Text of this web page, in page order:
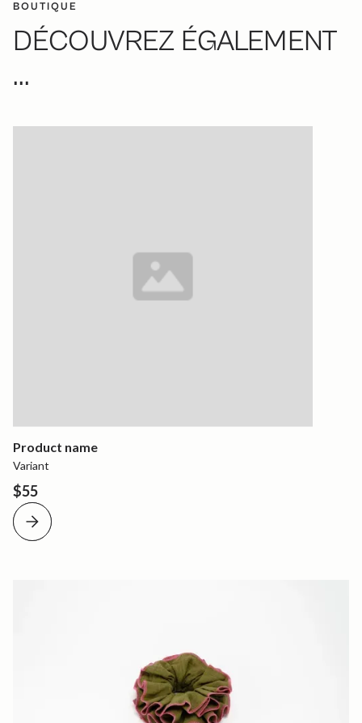
BOUTIQUE
DÉCOUVREZ ÉGALEMENT
...
Product name
Variant
$55